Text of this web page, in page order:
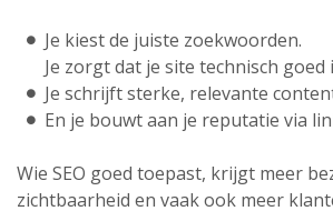
Je kiest de juiste zoekwoorden.
Je zorgt dat je site technisch goed
Je schrijft sterke, relevante
En je bouwt aan je reputatie via
Wie SEO goed toepast, krijgt meer
zichtbaarheid en vaak ook meer